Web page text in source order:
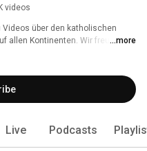
videos
Videos über den katholischen
allen Kontinenten. Wir freuen uns
...more
Live Podcasts